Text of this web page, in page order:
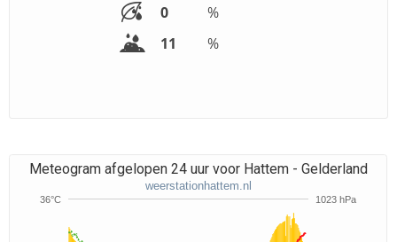
0
%
11
%
Meteogram afgelopen 24 uur voor Hattem - Gelderland
weerstationhattem.nl
36°C 1023 hPa